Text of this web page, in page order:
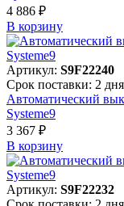
4 886 ₽
В корзинy
Артикул: S9F22240
Срок поставки: 2 дня
Автоматический
Systeme9
3 367 ₽
В корзинy
Артикул: S9F22232